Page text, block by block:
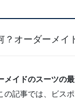
？オーダーメイ
メイドのスーツの
の記事では、ビス